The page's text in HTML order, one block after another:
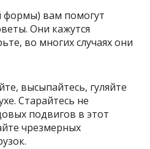
вам помогут
Они кажутся
во многих случаях они
высыпайтесь, гуляйте
Старайтесь не
подвигов в этот
чрезмерных